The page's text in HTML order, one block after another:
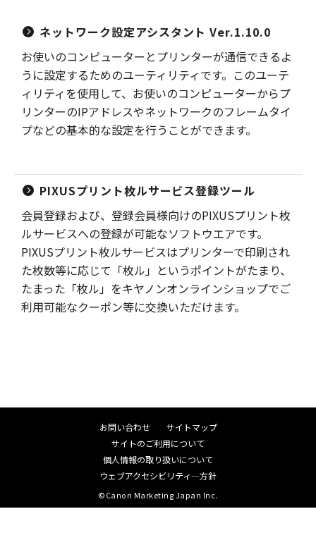
ネットワーク設定アシスタント Ver.1.10.0
お使いのコンピューターとプリンターが通信できるよ
うに設定するためのユーティリティです。このユーテ
ィリティを使用して、お使いのコンピューターからプ
リンターのIPアドレスやネットワークのフレームタイ
プなどの基本的な設定を行うことができます。
PIXUSプリント枚ルサービス登録ツール
会員登録および、登録会員様向けのPIXUSプリント枚
ルサービスへの登録が可能なソフトウエアです。
PIXUSプリント枚ルサービスはプリンターで印刷され
た枚数等に応じて「枚ル」というポイントがたまり、
たまった「枚ル」をキヤノンオンラインショップでご
利用可能なクーポン等に交換いただけます。
お問い合わせ
サイトマップ
サイトのご利用について
個人情報の取り扱いについて
ウェブアクセシビリティ―方針
©Canon Marketing Japan Inc.